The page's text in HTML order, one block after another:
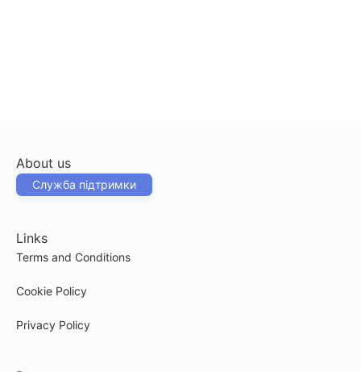
About us
Служба підтримки
Links
Terms and Conditions
Cookie Policy
Privacy Policy